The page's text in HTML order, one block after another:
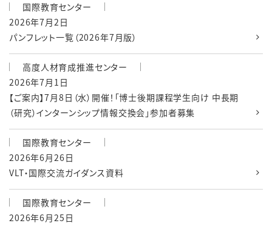
国際教育センター
2026年7月2日
パンフレット一覧（2026年7月版）
高度人材育成推進センター
2026年7月1日
【ご案内】7月8日（水）開催！「博士後期課程学生向け 中長期
（研究）インターンシップ情報交換会」参加者募集
国際教育センター
2026年6月26日
VLT・国際交流ガイダンス資料
国際教育センター
2026年6月25日